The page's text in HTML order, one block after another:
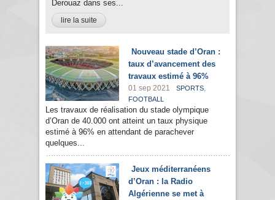
Derouaz dans ses...
lire la suite
Nouveau stade d’Oran :
taux d’avancement des
travaux estimé à 96%
01 sep 2021 SPORTS,
FOOTBALL
Les travaux de réalisation du stade olympique
d’Oran de 40.000 ont atteint un taux physique
estimé à 96% en attendant de parachever
quelques...
Jeux méditerranéens
d’Oran : la Radio
Algérienne se met à